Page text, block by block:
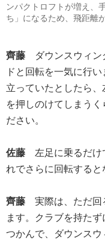
ンパクトロフトが増え、
ち」になるため、飛距離
齊藤 ダウンスウィ
ドと回転を一気に行
立っていたとしたら
を押しのけてしまう
ださい。
佐藤 左足に乗るだけ
れでさらに回転すると
齊藤 実際は、ただ
ます。クラブを持た
つかんで、ダウンス